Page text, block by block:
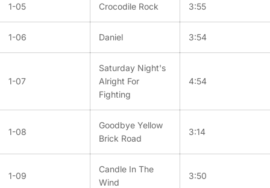
1-05 Crocodile Rock 3:55
1-06 Daniel 3:54
1-07
Saturday Night's
Alright For
Fighting
4:54
1-08
Goodbye Yellow
Brick Road
3:14
1-09
Candle In The
Wind
3:50